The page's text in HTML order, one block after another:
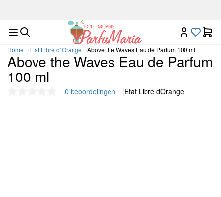
Home Etat Libre d`Orange Above the Waves Eau de Parfum 100 ml
Above the Waves Eau de Parfum
100 ml
0 beoordelingen Etat Libre dOrange